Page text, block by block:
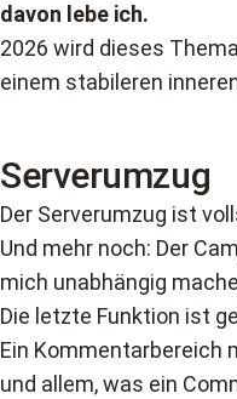
davon lebe ich.
2026 wird dieses
einem stabileren
Serverumzug
Der Serverumzug ist
Und mehr noch: Der
mich unabhängig
Die letzte Funktion ist
Ein Kommentarbereich
und allem, was ein